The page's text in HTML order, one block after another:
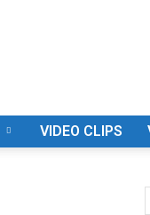
VIDEO CLIPS